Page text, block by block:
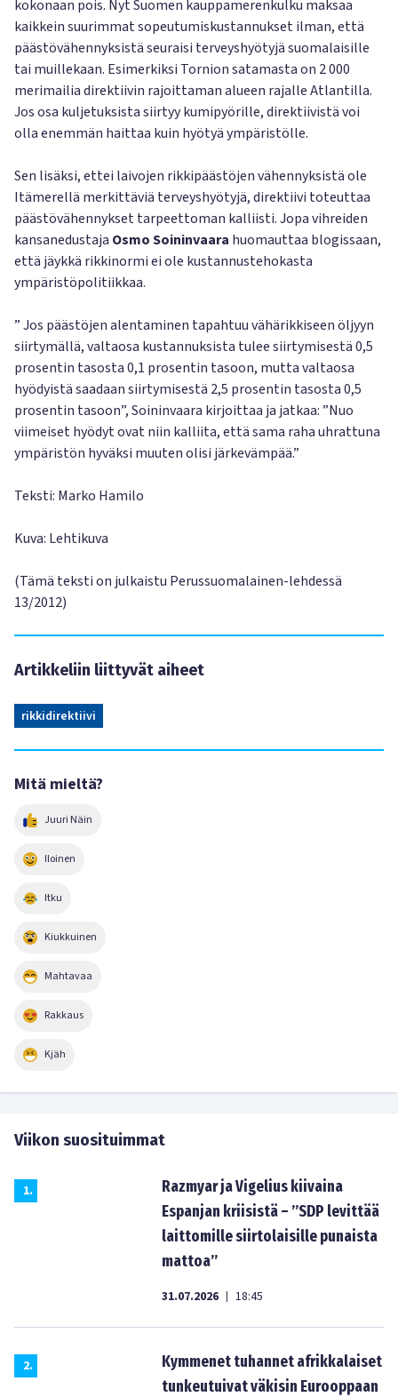
kokonaan pois. Nyt Suomen kauppamerenkulku maksaa
kaikkein suurimmat sopeutumiskustannukset ilman, että
päästövähennyksistä seuraisi terveyshyötyjä suomalaisille
tai muillekaan. Esimerkiksi Tornion satamasta on 2 000
merimailia direktiivin rajoittaman alueen rajalle Atlantilla.
Jos osa kuljetuksista siirtyy kumipyörille, direktiivistä voi
olla enemmän haittaa kuin hyötyä ympäristölle.
Sen lisäksi, ettei laivojen rikkipäästöjen vähennyksistä ole
Itämerellä merkittäviä terveyshyötyjä, direktiivi toteuttaa
päästövähennykset tarpeettoman kalliisti. Jopa vihreiden
kansanedustaja Osmo Soininvaara huomauttaa blogissaan,
että jäykkä rikkinormi ei ole kustannustehokasta
ympäristöpolitiikkaa.
” Jos päästöjen alentaminen tapahtuu vähärikkiseen öljyyn
siirtymällä, valtaosa kustannuksista tulee siirtymisestä 0,5
prosentin tasosta 0,1 prosentin tasoon, mutta valtaosa
hyödyistä saadaan siirtymisestä 2,5 prosentin tasosta 0,5
prosentin tasoon”, Soininvaara kirjoittaa ja jatkaa: ”Nuo
viimeiset hyödyt ovat niin kalliita, että sama raha uhrattuna
ympäristön hyväksi muuten olisi järkevämpää.”
Teksti: Marko Hamilo
Kuva: Lehtikuva
(Tämä teksti on julkaistu Perussuomalainen-lehdessä
13/2012)
Artikkeliin liittyvät aiheet
rikkidirektiivi
Mitä mieltä?
Juuri Näin
Iloinen
Itku
Kiukkuinen
Mahtavaa
Rakkaus
Kjäh
Viikon suosituimmat
1.
Razmyar ja Vigelius kiivaina
Espanjan kriisistä – ”SDP levittää
laittomille siirtolaisille punaista
mattoa”
31.07.2026 | 18:45
2.
Kymmenet tuhannet afrikkalaiset
tunkeutuivat väkisin Eurooppaan